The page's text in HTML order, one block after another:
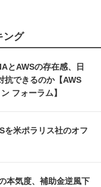
ング
とAWSの存在感、日
抗できるのか【AWS
フォーラム】
を米ポラリス社のオフ
本気度、補助金逆風下